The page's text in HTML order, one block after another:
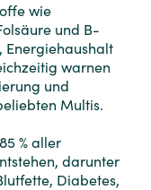
wie
und B-
Energiehaushalt
warnen
und
Multis.
% aller
darunter
Diabetes,